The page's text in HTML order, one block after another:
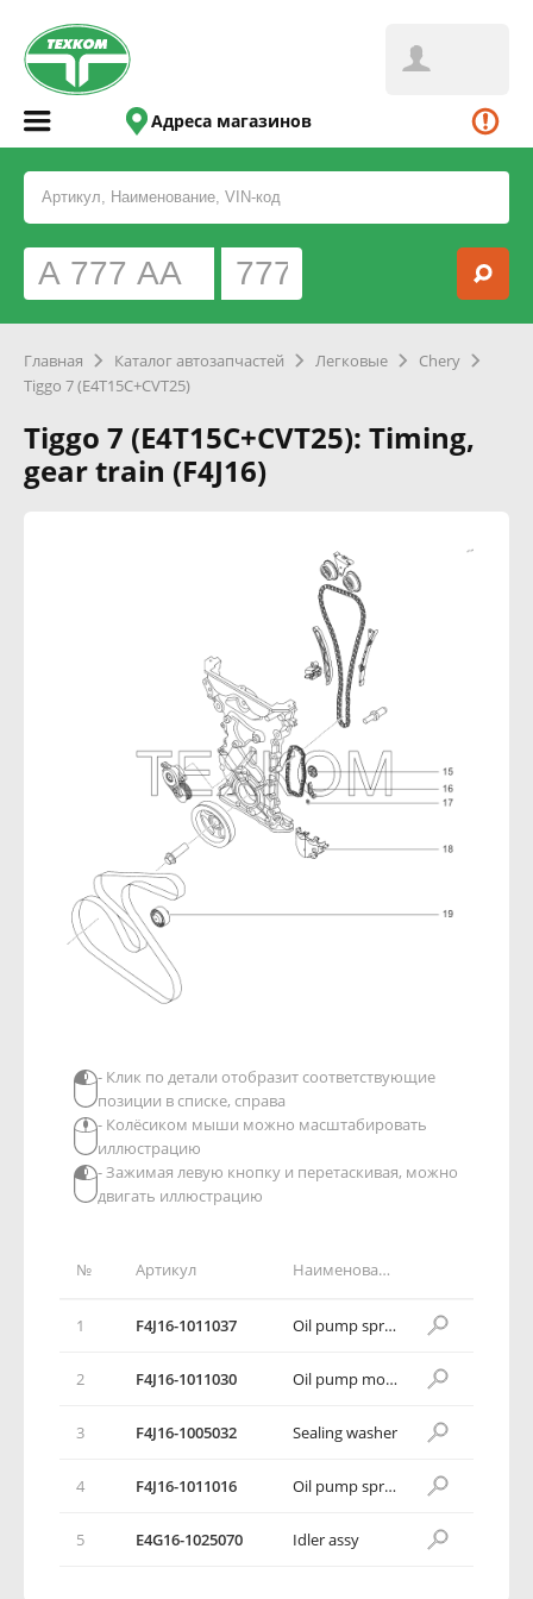
Адреса магазинов
Главная Каталог автозапчастей Легковые
Chery
Tiggo 7 (E4T15C+CVT25)
Tiggo 7 (E4T15C+CVT25): Timing,
gear train (F4J16)
№ Артикул Наименование детали
1 F4J16-1011037 Oil pump sprocket
2 F4J16-1011030 Oil pump movable guide rail
3 F4J16-1005032 Sealing washer
4 F4J16-1011016 Oil pump sprocket cover
5 E4G16-1025070 Idler assy
- Клик по детали отобразит соответствующие
позиции в списке, справа
- Колёсиком мыши можно масштабировать
иллюстрацию
- Зажимая левую кнопку и перетаскивая, можно
двигать иллюстрацию